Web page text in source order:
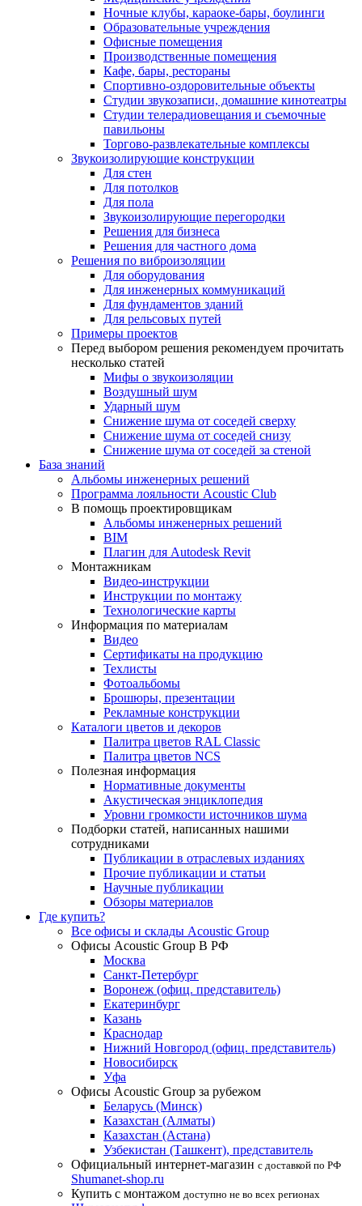
Ночные клубы, караоке-бары, боулинги
Образовательные учреждения
Офисные помещения
Производственные помещения
Кафе, бары, рестораны
Спортивно-оздоровительные объекты
Студии звукозаписи, домашние кинотеатры
Студии телерадиовещания и съемочные
павильоны
Торгово-развлекательные комплексы
Звукоизолирующие конструкции
Для стен
Для потолков
Для пола
Звукоизолирующие перегородки
Решения для бизнеса
Решения для частного дома
Решения по виброизоляции
Для оборудования
Для инженерных коммуникаций
Для фундаментов зданий
Для рельсовых путей
Примеры проектов
Перед выбором решения рекомендуем прочитать
несколько статей
Мифы о звукоизоляции
Воздушный шум
Ударный шум
Снижение шума от соседей сверху
Снижение шума от соседей снизу
Снижение шума от соседей за стеной
База знаний
Альбомы инженерных решений
Программа лояльности Acoustic Club
В помощь проектировщикам
Альбомы инженерных решений
BIM
Плагин для Autodesk Revit
Монтажникам
Видео-инструкции
Инструкции по монтажу
Технологические карты
Информация по материалам
Видео
Сертификаты на продукцию
Техлисты
Фотоальбомы
Брошюры, презентации
Рекламные конструкции
Каталоги цветов и декоров
Палитра цветов RAL Сlassic
Палитра цветов NCS
Полезная информация
Нормативные документы
Акустическая энциклопедия
Уровни громкости источников шума
Подборки статей, написанных нашими
сотрудниками
Публикации в отраслевых изданиях
Прочие публикации и статьи
Научные публикации
Обзоры материалов
Где купить?
Все офисы и склады Acoustic Group
Офисы Acoustic Group В РФ
Москва
Санкт-Петербург
Воронеж (офиц. представитель)
Екатеринбург
Казань
Краснодар
Нижний Новгород (офиц. представитель)
Новосибирск
Уфа
Офисы Acoustic Group за рубежом
Беларусь (Минск)
Казахстан (Алматы)
Казахстан (Астана)
Узбекистан (Ташкент), представитель
Официальный интернет-магазин с доставкой по РФ
Shumanet-shop.ru
Купить с монтажом доступно не во всех регионах